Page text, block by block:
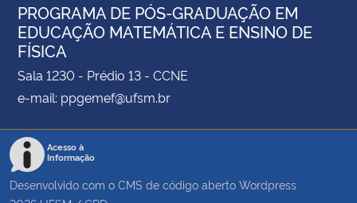
PROGRAMA DE PÓS-GRADUAÇÃO EM
EDUCAÇÃO MATEMÁTICA E ENSINO DE
FÍSICA
Sala 1230 - Prédio 13 - CCNE
e-mail: ppgemef@ufsm.br
Acesso à
Informação
Desenvolvido com o CMS de código aberto Wordpress